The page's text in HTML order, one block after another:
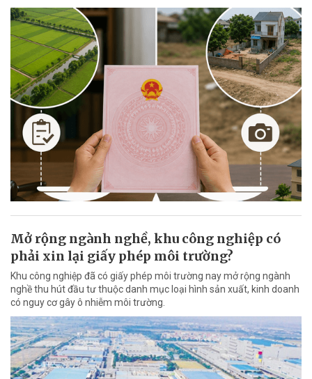
Mở rộng ngành nghề, khu công nghiệp có
phải xin lại giấy phép môi trường?
Khu công nghiệp đã có giấy phép môi trường nay mở rộng ngành
nghề thu hút đầu tư thuộc danh mục loại hình sản xuất, kinh doanh
có nguy cơ gây ô nhiễm môi trường.